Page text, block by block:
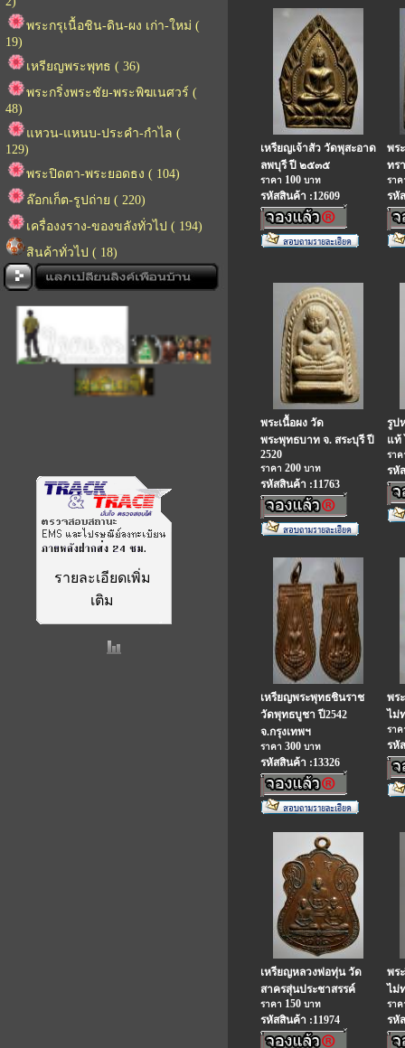
พระกรุเนื้อชิน-ดิน-ผง เก่า-ใหม่ (
19)
เหรียญพระพุทธ ( 36)
พระกริ่งพระชัย-พระพิฆเนศวร์ (
48)
แหวน-แหนบ-ประคำ-กำไล (
129)
พระปิดตา-พระยอดธง ( 104)
ล๊อกเก็ต-รูปถ่าย ( 220)
เครื่องงราง-ของขลังทั่วไป ( 194)
สินค้าทั่วไป ( 18)
รายละเอียดเพิ่ม
เติม
เหรียญเจ้าสัว วัดพุสะอาด
ลพบุรี ปี ๒๕๓๕
ราคา 100 บาท
รหัสสินค้า :12609
พร
ทร
รา
รหั
พระเนื้อผง วัด
พระพุทธบาท จ. สระบุรี ปี
2520
ราคา 200 บาท
รหัสสินค้า :11763
รูป
แท้
รา
รหั
เหรียญพระพุทธชินราช
วัดพุทธบูชา ปี2542
จ.กรุงเทพฯ
ราคา 300 บาท
รหัสสินค้า :13326
พร
ไม่
รา
รหั
เหรียญหลวงพ่อทุ่น วัด
สาครสุ่นประชาสรรค์
ราคา 150 บาท
รหัสสินค้า :11974
พร
ไม่
รา
รหั